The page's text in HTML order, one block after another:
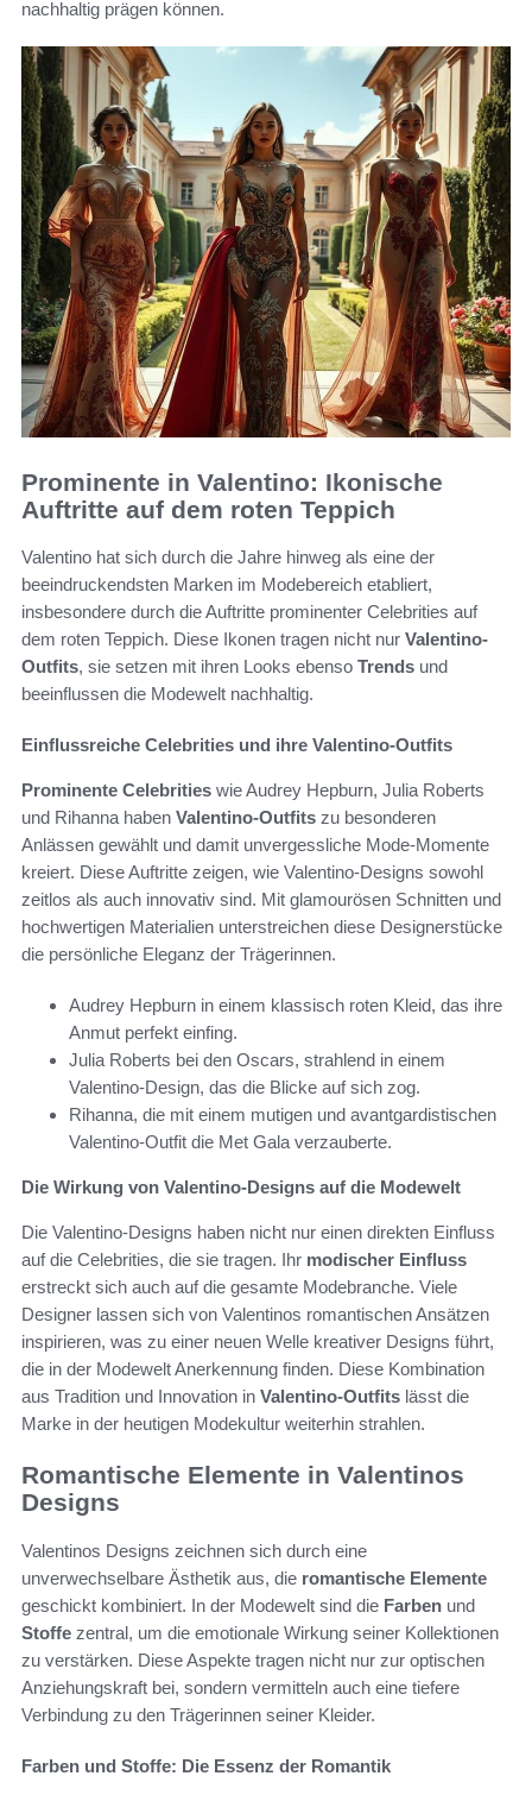
nachhaltig prägen können.
Prominente in Valentino: Ikonische
Auftritte auf dem roten Teppich
Valentino hat sich durch die Jahre hinweg als eine der
beeindruckendsten Marken im Modebereich etabliert,
insbesondere durch die Auftritte prominenter Celebrities auf
dem roten Teppich. Diese Ikonen tragen nicht nur Valentino-
Outfits, sie setzen mit ihren Looks ebenso Trends und
beeinflussen die Modewelt nachhaltig.
Einflussreiche Celebrities und ihre Valentino-Outfits
Prominente Celebrities wie Audrey Hepburn, Julia Roberts
und Rihanna haben Valentino-Outfits zu besonderen
Anlässen gewählt und damit unvergessliche Mode-Momente
kreiert. Diese Auftritte zeigen, wie Valentino-Designs sowohl
zeitlos als auch innovativ sind. Mit glamourösen Schnitten und
hochwertigen Materialien unterstreichen diese Designerstücke
die persönliche Eleganz der Trägerinnen.
Audrey Hepburn in einem klassisch roten Kleid, das ihre
Anmut perfekt einfing.
Julia Roberts bei den Oscars, strahlend in einem
Valentino-Design, das die Blicke auf sich zog.
Rihanna, die mit einem mutigen und avantgardistischen
Valentino-Outfit die Met Gala verzauberte.
Die Wirkung von Valentino-Designs auf die Modewelt
Die Valentino-Designs haben nicht nur einen direkten Einfluss
auf die Celebrities, die sie tragen. Ihr modischer Einfluss
erstreckt sich auch auf die gesamte Modebranche. Viele
Designer lassen sich von Valentinos romantischen Ansätzen
inspirieren, was zu einer neuen Welle kreativer Designs führt,
die in der Modewelt Anerkennung finden. Diese Kombination
aus Tradition und Innovation in Valentino-Outfits lässt die
Marke in der heutigen Modekultur weiterhin strahlen.
Romantische Elemente in Valentinos
Designs
Valentinos Designs zeichnen sich durch eine
unverwechselbare Ästhetik aus, die romantische Elemente
geschickt kombiniert. In der Modewelt sind die Farben und
Stoffe zentral, um die emotionale Wirkung seiner Kollektionen
zu verstärken. Diese Aspekte tragen nicht nur zur optischen
Anziehungskraft bei, sondern vermitteln auch eine tiefere
Verbindung zu den Trägerinnen seiner Kleider.
Farben und Stoffe: Die Essenz der Romantik